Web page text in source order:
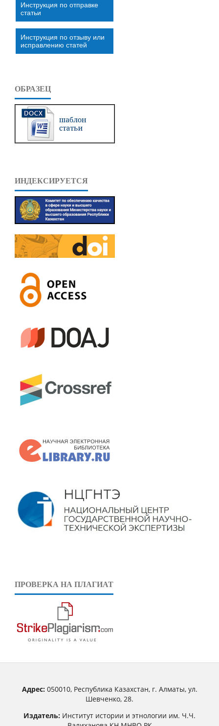
Инструкция по отправке
статьи
Инструкция по отзыву или
исправлению статей
ОБРАЗЕЦ
ИНДЕКСИРУЕТСЯ
ПРОВЕРКА НА ПЛАГИАТ
Адрес:050010, Республика Казахстан, г. Алматы, ул.
Шевченко, 28.
Издатель: Институт истории и этнологии им. Ч.Ч.